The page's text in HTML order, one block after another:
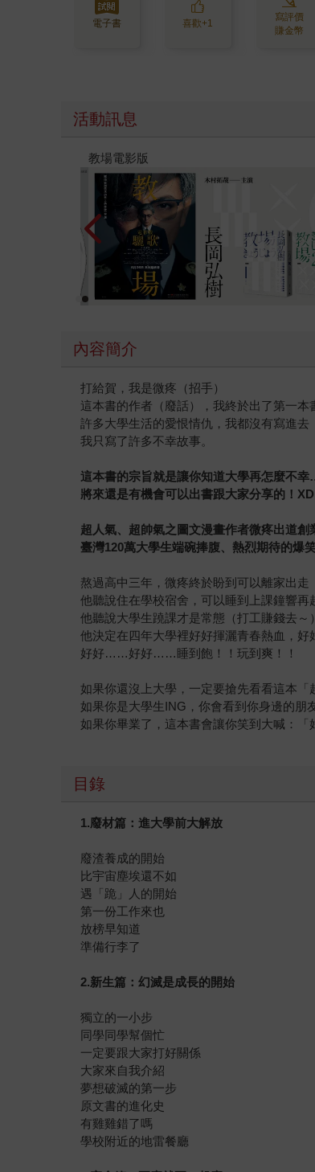
電子書 喜歡+1
寫評價
賺金幣
活動訊息
時報經典展69折起
內容簡介
打給賀，我是微疼（招手）
這本書的作者（廢話），我終於出了第一本
許多大學生活的愛恨情仇，我都沒有寫進去
我只寫了許多不幸故事。
這本書的宗旨就是讓你知道大學再怎麼不
將來還是有機會可以出書跟大家分享的！XD
超人氣、超帥氣之圖文漫畫作者微疼出道創
臺灣120萬大學生端碗捧腹、熱烈期待的爆
熬過高中三年，微疼終於盼到可以離家出走
他聽說住在學校宿舍，可以睡到上課鐘響再
他聽說大學生蹺課才是常態（打工賺錢去～）
他決定在四年大學裡好好揮灑青春熱血，好
好好……好好……睡到飽！！玩到爽！！
如果你還沒上大學，一定要搶先看看這本「
如果你是大學生ING，你會看到你身邊的朋
如果你畢業了，這本書會讓你笑到大喊：「
目錄
1.廢材篇：進大學前大解放
廢渣養成的開始
比宇宙塵埃還不如
遇「跪」人的開始
第一份工作來也
放榜早知道
準備行李了
2.新生篇：幻滅是成長的開始
獨立的一小步
同學同學幫個忙
一定要跟大家打好關係
大家來自我介紹
夢想破滅的第一步
原文書的進化史
有雞雞錯了嗎
學校附近的地雷餐廳